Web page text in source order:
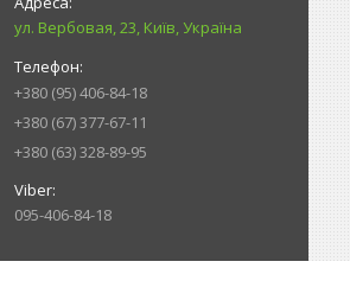
ул. Вербовая, 23, Київ, Україна
+380 (95) 406-84-18
+380 (67) 377-67-11
+380 (63) 328-89-95
095-406-84-18